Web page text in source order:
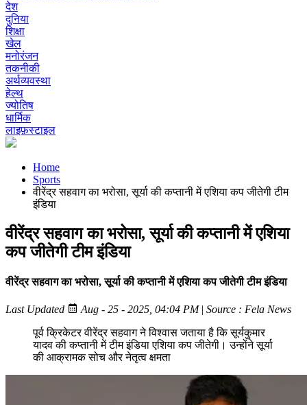
देश
दुनिया
शिक्षा
खेल
मनोरंजन
तकनीकी
अर्थव्यवस्था
हेल्थ
ज्योतिष
धार्मिक
लाइफ़स्टाइल
Home
Sports
वीरेंद्र सहवाग का भरोसा, सूर्या की कप्तानी में एशिया कप जीतेगी टीम
इंडिया
वीरेंद्र सहवाग का भरोसा, सूर्या की कप्तानी में एशिया
कप जीतेगी टीम इंडिया
वीरेंद्र सहवाग का भरोसा, सूर्या की कप्तानी में एशिया कप जीतेगी टीम इंडिया
Last Updated Aug - 25 - 2025, 04:04 PM| Source : Fela News
पूर्व क्रिकेटर वीरेंद्र सहवाग ने विश्वास जताया है कि सूर्यकुमार
यादव की कप्तानी में टीम इंडिया एशिया कप जीतेगी। उन्होंने सूर्या
की आक्रामक सोच और नेतृत्व क्षमता